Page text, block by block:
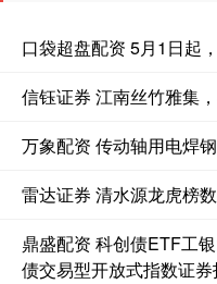
口袋超盘配资 5月1日起
信钰证券 江南丝竹雅集
万象配资 传动轴用电焊
雷达证券 清水源龙虎榜
鼎盛配资 科创债ETF工
债交易型开放式指数证